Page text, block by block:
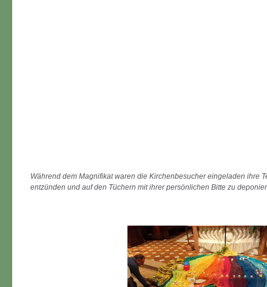
Während dem Magnifikat waren die Kirchenbesucher eingeladen ihre
entzünden und auf den Tüchern mit ihrer persönlichen Bitte zu